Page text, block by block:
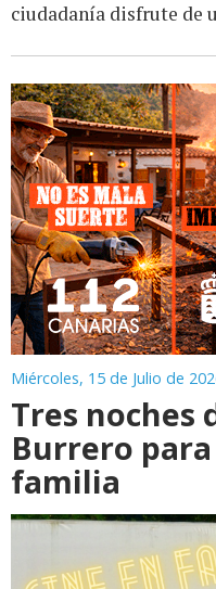
ciudadanía disfrute de
Miércoles, 15 de Julio de
Tres noches
Burrero
familia